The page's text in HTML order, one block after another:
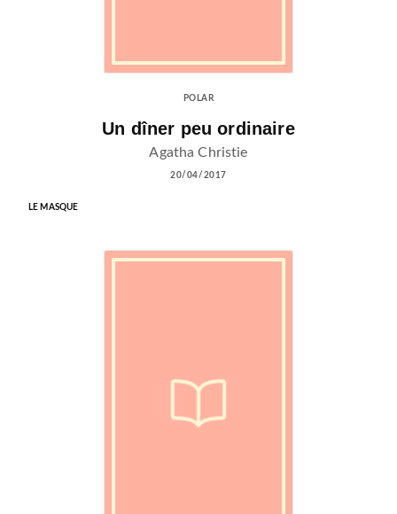
POLAR
Un dîner peu ordinaire
Agatha Christie
20/04/2017
LE MASQUE